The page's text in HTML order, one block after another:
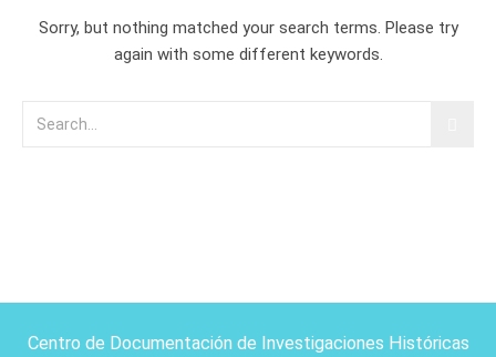
Sorry, but nothing matched your search terms. Please try
again with some different keywords.
Centro de Documentación de Investigaciones Históricas